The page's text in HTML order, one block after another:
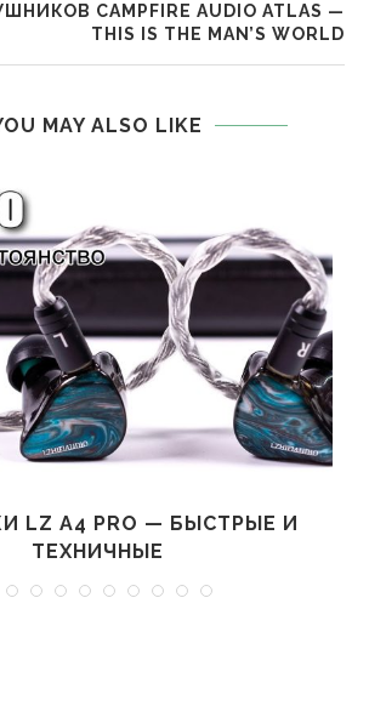
CAMPFIRE AUDIO ATLAS —
THIS IS THE MAN’S WORLD
MAY ALSO LIKE
LZ A4 PRO — БЫСТРЫЕ И
ТЕХНИЧНЫЕ